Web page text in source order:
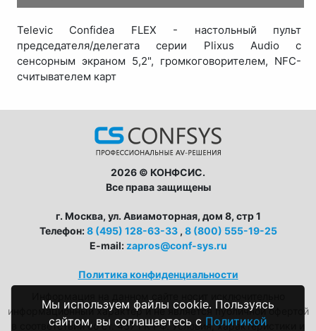
Televic Confidea FLEX - настольный пульт
председателя/делегата серии Plixus Audio с
сенсорным экраном 5,2", громкоговорителем, NFC-
считывателем карт
2026 © КОНФСИС.
Все права защищены
г. Москва, ул. Авиамоторная, дом 8, стр 1
Телефон:8 (495) 128-63-33 , 8 (800) 555-19-25
E-mail: zapros@conf-sys.ru
Политика конфиденциальности
информационный характер и не является публичной офертой
в соответствии со ст. 437 ГК РФ. Условия, характеристики и
Мы используем файлы cookie. Пользуясь
сайтом, вы соглашаетесь с Политикой